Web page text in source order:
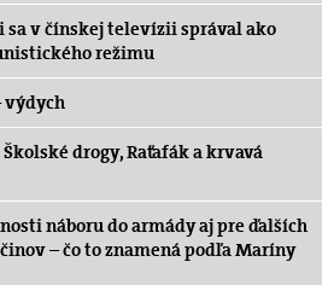
sa v čínskej televízii správal ako
režimu
výdych
drogy, Raťafák a krvavá
náboru do armády aj pre ďalších
– čo to znamená podľa Maríny